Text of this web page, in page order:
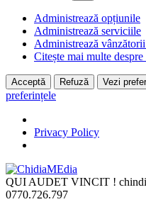
Administrează opțiunile
Administrează serviciile
Administrează
Citește mai multe despre
Acceptă Refuză Vezi
preferințele
Privacy Policy
Skip
to
content
QUI AUDET VINCIT !
0770.726.797